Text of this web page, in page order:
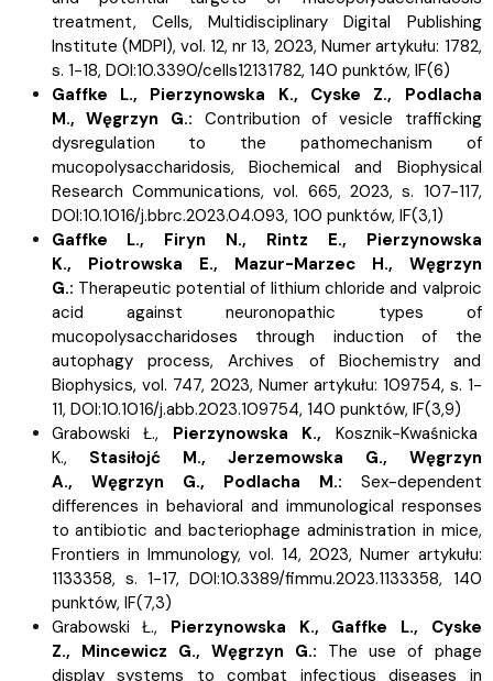
treatment, Cells, Multidisciplinary Digital Publishing
Institute (MDPI), vol. 12, nr 13, 2023, Numer artykułu: 1782,
s. 1-18, DOI:10.3390/cells12131782, 140 punktów, IF(6)
Gaffke L.,
Pierzynowska K., Cyske Z.,
Podlacha
M., Węgrzyn G.: Contribution of vesicle trafficking
dysregulation to the pathomechanism of
mucopolysaccharidosis, Biochemical and Biophysical
Research Communications, vol. 665, 2023, s. 107-117,
DOI:10.1016/j.bbrc.2023.04.093, 100 punktów, IF(3,1)
Gaffke L.,
Firyn N., Rintz E.,
Pierzynowska
K.,
Piotrowska E., Mazur-Marzec H.,
Węgrzyn
G.: Therapeutic potential of lithium chloride and valproic
acid against neuronopathic types of
mucopolysaccharidoses through induction of the
autophagy process, Archives of Biochemistry and
Biophysics, vol. 747, 2023, Numer artykułu: 109754, s. 1-
11, DOI:10.1016/j.abb.2023.109754, 140 punktów, IF(3,9)
Grabowski Ł.,
Pierzynowska K.,
Kosznik-Kwaśnicka
K.,
Stasiłojć M., Jerzemowska G.,
Węgrzyn
A.,
Węgrzyn G., Podlacha M.:
Sex-dependent
differences in behavioral and immunological responses
to antibiotic and bacteriophage administration in mice,
Frontiers in Immunology, vol. 14, 2023, Numer artykułu:
1133358, s. 1-17, DOI:10.3389/fimmu.2023.1133358, 140
punktów, IF(7,3)
Grabowski Ł.,
Pierzynowska K., Gaffke L.,
Cyske
Z., Mincewicz G., Węgrzyn G.: The use of phage
display systems to combat infectious diseases in